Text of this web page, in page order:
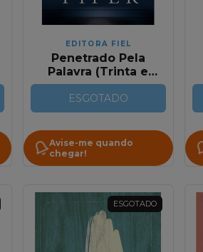
EDITORA FIEL
Penetrado Pela
Palavra (Trinta e
Uma Meditacoes
Para Sua Alma)
ESGOTADO
Avise-me quando
chegar!
ESGOTADO